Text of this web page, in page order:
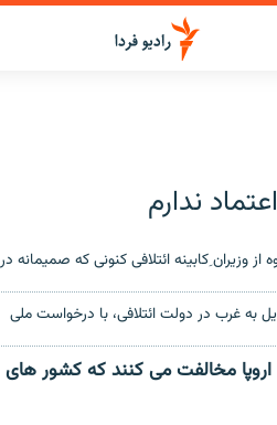
ندارم
ِکابینه ائتلافی کنونی که صمیمانه در
به غرب در دولت ائتلافی، با درخواست ملی
مخالفت می کنند که کشور های